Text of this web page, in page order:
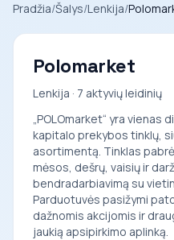
Pradžia/Šalys/Lenkija/
Polomarket
Lenkija · 7 aktyvių leidinių
„POLOmarket“ yra vienas
kapitalo prekybos tinklų,
asortimentą. Tinklas
mėsos, dešrų, vaisių ir
bendradarbiavimą su
Parduotuvės pasižymi
dažnomis akcijomis ir
jaukią apsipirkimo aplinką.